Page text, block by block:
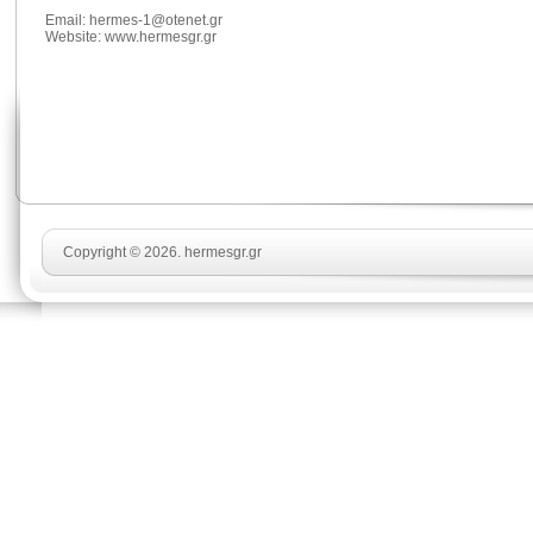
Email: hermes-1@otenet.gr
Website: www.hermesgr.gr
Copyright © 2026. hermesgr.gr